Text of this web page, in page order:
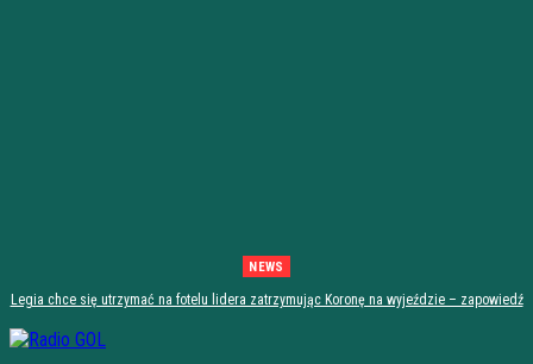
NEWS
Legia chce się utrzymać na fotelu lidera zatrzymując Koronę na wyjeździe – zapowiedź